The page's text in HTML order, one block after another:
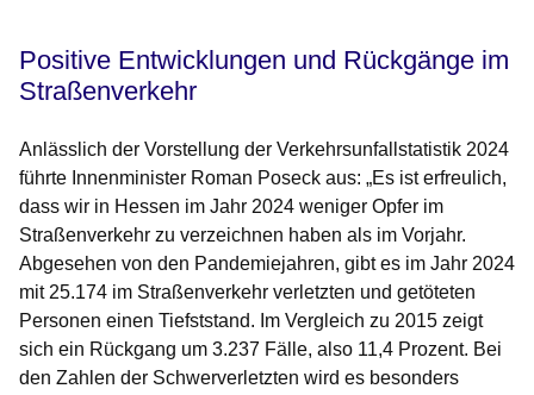
Positive Entwicklungen und Rückgänge im
Straßenverkehr
Anlässlich der Vorstellung der Verkehrsunfallstatistik 2024
führte Innenminister Roman Poseck aus: „Es ist erfreulich,
dass wir in Hessen im Jahr 2024 weniger Opfer im
Straßenverkehr zu verzeichnen haben als im Vorjahr.
Abgesehen von den Pandemiejahren, gibt es im Jahr 2024
mit 25.174 im Straßenverkehr verletzten und getöteten
Personen einen Tiefststand. Im Vergleich zu 2015 zeigt
sich ein Rückgang um 3.237 Fälle, also 11,4 Prozent. Bei
den Zahlen der Schwerverletzten wird es besonders